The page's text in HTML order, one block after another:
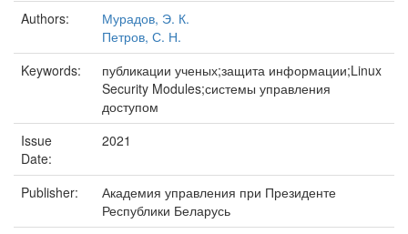
Authors:
Мурадов, Э. К.
Петров, С. Н.
Keywords:
публикации ученых;защита информации;Linux
Security Modules;системы управления
доступом
Issue
Date:
2021
Publisher:
Академия управления при Президенте
Республики Беларусь